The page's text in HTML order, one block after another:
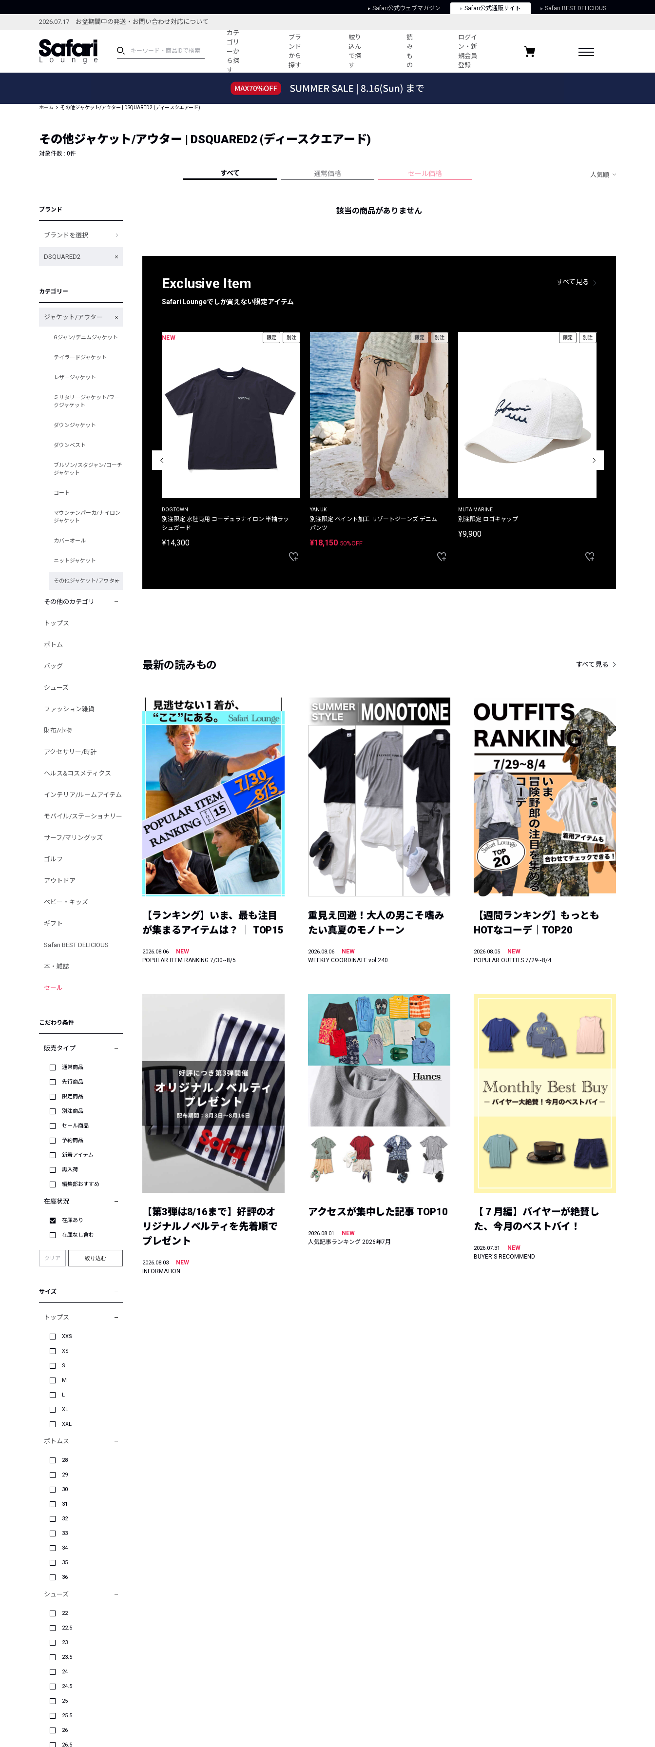
Safari公式ウェブマガジン Safari公式通販サイト Safari BEST DELICIOUS
2026.07.17 お盆期間中の発送・お問い合わせ対応について
カテ
ゴリ
ーか
ら探
す
ブラ
ンド
から
探す
絞り
込ん
で探
す
読
み
も
の
ログイ
ン・新
規会員
登録
ブランドから探す
新着アイテム
編集部のおすすめアイテム
特集記事
コーディネート
すべての記事
ーデ紹介
HOTなコーデ TOP20
人気記事ランキング
フォーカスブランド
プライバシーポリシー
お気に入りブランド
ホーム その他ジャケット/アウター | DSQUARED2 (ディースクエアード)
その他ジャケット/アウター | DSQUARED2 (ディースクエアード)
対象件数 : 0件
すべて 通常価格 セール価格 人気順
ブランド
ブランドを選択
DSQUARED2
カテゴリー
ジャケット/アウター
Gジャン/デニムジャケット
テイラードジャケット
レザージャケット
ミリタリージャケット/ワー
クジャケット
ダウンジャケット
ダウンベスト
ブルゾン/スタジャン/コーチ
ジャケット
コート
マウンテンパーカ/ナイロン
ジャケット
カバーオール
ニットジャケット
その他ジャケット/アウター
その他のカテゴリ
トップス
ボトム
バッグ
シューズ
ファッション雑貨
財布/小物
アクセサリー/時計
ヘルス&コスメティクス
インテリア/ルームアイテム
モバイル/ステーショナリー
サーフ/マリングッズ
ゴルフ
アウトドア
ベビー・キッズ
ギフト
Safari BEST DELICIOUS
本・雑誌
セール
こだわり条件
販売タイプ
通常商品
先行商品
限定商品
別注商品
セール商品
予約商品
新着アイテム
再入荷
編集部おすすめ
在庫状況
在庫あり
在庫なし含む
クリア 絞り込む
サイズ
トップス
XXS
XS
S
M
L
XL
XXL
ボトムス
28
29
30
31
32
33
34
35
36
シューズ
22
22.5
23
23.5
24
24.5
25
25.5
26
26.5
該当の商品がありません
Exclusive Item
Safari Loungeでしか買えない限定アイテム
すべて見る
THE DUFFER OF ST.GEORGE
別注限定 ピグメントダイ バックプリント サーフ
NEW 限定 別注
DOGTOWN
別注限定 水陸両用 コーデュラナイロン 半袖ラッ
シュガード
¥14,300
限定 別注
YANUK
別注限定 ペイント加工 リゾートジーンズ デニム
パンツ
¥18,150 50%OFF
限定 別注
MUTA MARINE
別注限定 ロゴキャップ
¥9,900
最新の読みもの すべて見る
【ランキング】いま、最も注目
が集まるアイテムは？ ｜ TOP15
2026.08.06
NEW
POPULAR ITEM RANKING 7/30~8/5
重見え回避！大人の男こそ嗜み
たい真夏のモノトーン
2026.08.06
NEW
WEEKLY COORDINATE vol.240
【週間ランキング】もっとも
HOTなコーデ｜TOP20
2026.08.05
NEW
POPULAR OUTFITS 7/29~8/4
【第3弾は8/16まで】好評のオ
リジナルノベルティを先着順で
プレゼント
2026.08.03
NEW
INFORMATION
アクセスが集中した記事 TOP10
2026.08.01
NEW
人気記事ランキング 2026年7月
【７月編】バイヤーが絶賛し
た、今月のベストバイ！
2026.07.31
NEW
BUYER'S RECOMMEND